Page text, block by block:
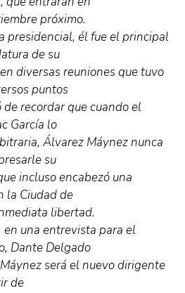
próximo.
presidencial, él fue el principal
de su
diversas reuniones que tuvo
puntos
recordar que cuando el
García lo
Álvarez Máynez nunca
su
incluso encabezó una
la Ciudad de
libertad.
en una entrevista para el
Dante Delgado
será el nuevo dirigente
de